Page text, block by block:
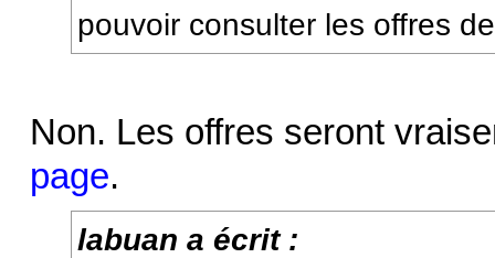
pouvoir consulter les offres
Non. Les offres seront
page.
labuan a écrit :